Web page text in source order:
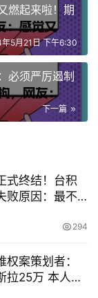
燃起来啦！期
5月21日 下午6:30
必须严厉遏制
下一篇
式终结！台积
败原因：最不
294
案策划者：
拉25万 本人回